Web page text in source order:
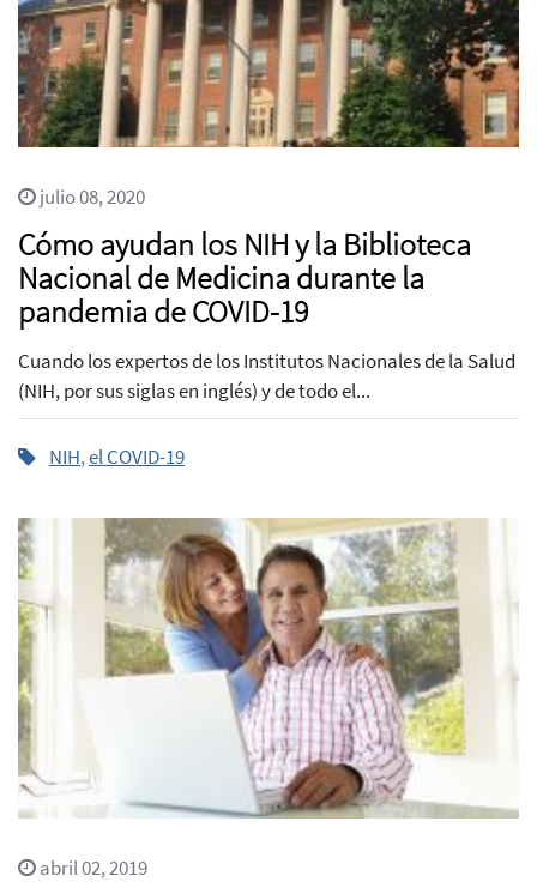
julio 08, 2020
Cómo ayudan los NIH y la Biblioteca
Nacional de Medicina durante la
pandemia de COVID-19
Cuando los expertos de los Institutos Nacionales de la Salud
(NIH, por sus siglas en inglés) y de todo el...
NIH,el COVID-19
abril 02, 2019